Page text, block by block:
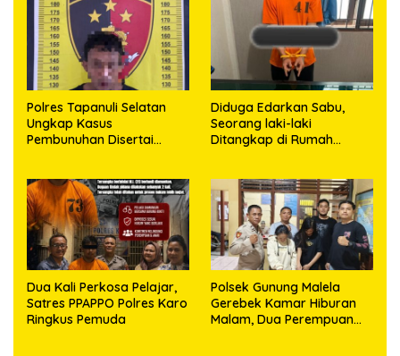
Polres Tapanuli Selatan
Ungkap Kasus
Pembunuhan Disertai
Ditangkap
Diduga Edarkan Sabu,
Seorang laki-laki
Ditangkap di Rumah
Puluhan Plastik Klip
Dua Kali Perkosa Pelajar,
Satres PPAPPO Polres Karo
Ringkus Pemuda
Polsek Gunung Malela
Gerebek Kamar Hiburan
Malam, Dua Perempuan